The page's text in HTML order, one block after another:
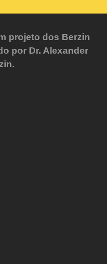
projeto dos Berzin
por Dr. Alexander